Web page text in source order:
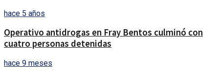
hace 5 años
Operativo antidrogas en Fray Bentos culminó con
cuatro personas detenidas
hace 9 meses